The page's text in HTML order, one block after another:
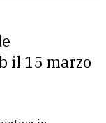
il 15 marzo